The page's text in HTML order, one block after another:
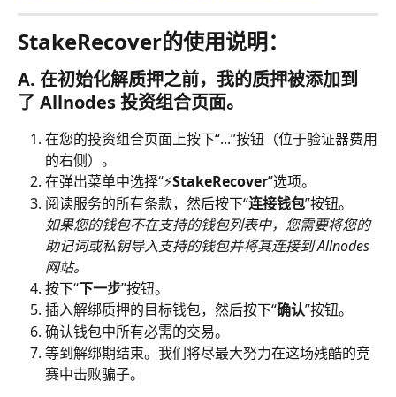
StakeRecover的使用说明：
A. 在初始化解质押之前，我的质押被添加到
了 Allnodes 投资组合页面。
在您的投资组合页面上按下“...”按钮（位于验证器费用
的右侧）。
在弹出菜单中选择“⚡StakeRecover”选项。
阅读服务的所有条款，然后按下“连接钱包”按钮。
如果您的钱包不在支持的钱包列表中，您需要将您的
助记词或私钥导入支持的钱包并将其连接到 Allnodes
网站。
按下“下一步”按钮。
插入解绑质押的目标钱包，然后按下“确认”按钮。
确认钱包中所有必需的交易。
等到解绑期结束。我们将尽最大努力在这场残酷的竞
赛中击败骗子。